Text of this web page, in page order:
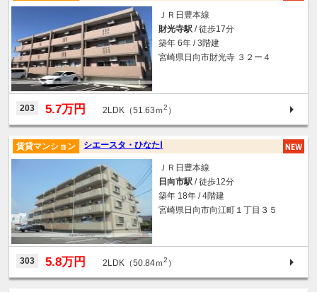
ＪＲ日豊本線
財光寺駅 / 徒歩17分
築年 6年 / 3階建
宮崎県日向市財光寺 ３２ー４
203 5.7万円 2LDK（51.63ｍ2 ）
シエースタ・ひなたⅠ
賃貸マンション
ＪＲ日豊本線
日向市駅 / 徒歩12分
築年 18年 / 4階建
宮崎県日向市向江町１丁目３５
303 5.8万円 2LDK（50.84ｍ2 ）